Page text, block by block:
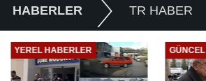
HABERLER TR HABER
YEREL HABERLER GÜNCEL